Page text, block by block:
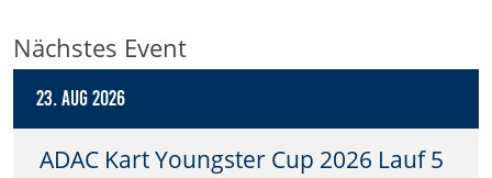
Nächstes Event
23. Aug 2026
ADAC Kart Youngster Cup 2026 Lauf 5
Name:
cookie_consent
DMSB